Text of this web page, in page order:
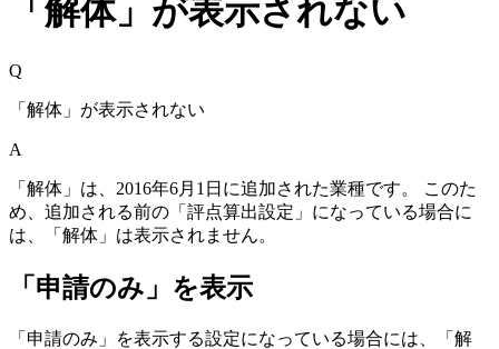
「解体」が表示されない
Q
「解体」が表示されない
A
「解体」は、2016年6月1日に追加された業種です。 このた
め、追加される前の「評点算出設定」になっている場合に
は、「解体」は表示されません。
「申請のみ」を表示
「申請のみ」を表示する設定になっている場合には、「解